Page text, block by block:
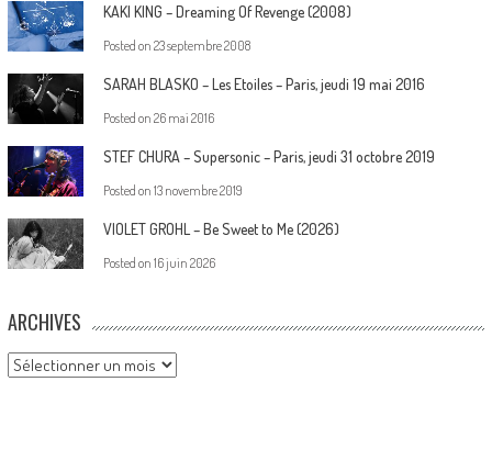
KAKI KING – Dreaming Of Revenge (2008)
Posted on 23 septembre 2008
SARAH BLASKO – Les Etoiles – Paris, jeudi 19 mai 2016
Posted on 26 mai 2016
STEF CHURA – Supersonic – Paris, jeudi 31 octobre 2019
Posted on 13 novembre 2019
VIOLET GROHL – Be Sweet to Me (2026)
Posted on 16 juin 2026
ARCHIVES
Archives